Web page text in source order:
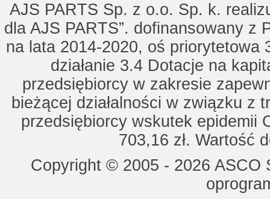
AJS PARTS Sp. z o.o. Sp. k.
dla AJS PARTS”. dofinansowany z
na lata 2014-2020, oś priorytetowa
działanie 3.4 Dotacje na
przedsiębiorcy w zakresie
bieżącej działalności w związku z
przedsiębiorcy wskutek epidemii
703,16 zł. Wartość
Copyright © 2005 - 2026